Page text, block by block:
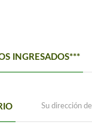
INGRESADOS***
Su dirección